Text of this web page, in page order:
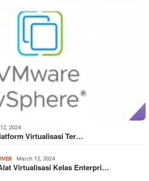
2024
Virtualisasi Ter…
March 12, 2024
Virtualisasi Kelas Enterpri…